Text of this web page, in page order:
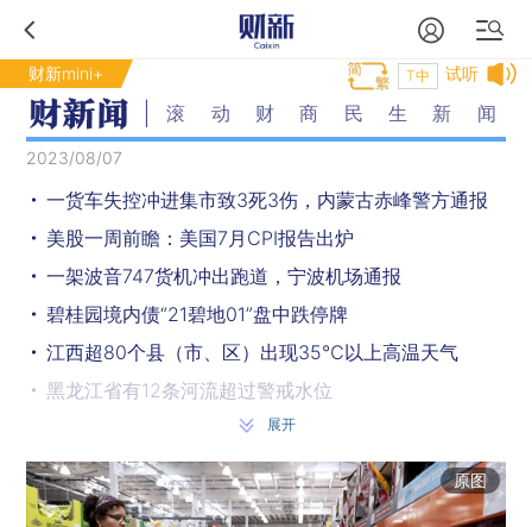
财新mini+ 试听
T中
滚动财商民生新闻
2023/08/07
一货车失控冲进集市致3死3伤，内蒙古赤峰警方通报
美股一周前瞻：美国7月CPI报告出炉
一架波音747货机冲出跑道，宁波机场通报
碧桂园境内债“21碧地01”盘中跌停牌
江西超80个县（市、区）出现35℃以上高温天气
黑龙江省有12条河流超过警戒水位
继福冈世锦赛之后，覃海洋成都大运会再夺蛙泳三冠王
北京：受灾较重职工，可全额提取公积金余额
梦百合杯世界围棋公开赛：中国棋手包揽八强 提前锁定冠军
展开
原图